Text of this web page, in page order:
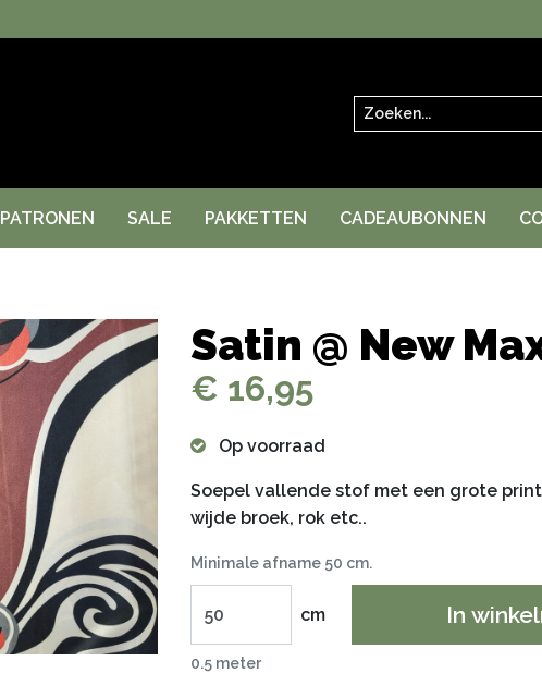
Zoeken
PATRONEN SALE PAKKETTEN CADEAUBONNEN
Satin @ New
€ 16,95
Op voorraad
Soepel vallende stof met een grote
wijde broek, rok etc..
Minimale afname 50 cm.
cm In
0.5 meter